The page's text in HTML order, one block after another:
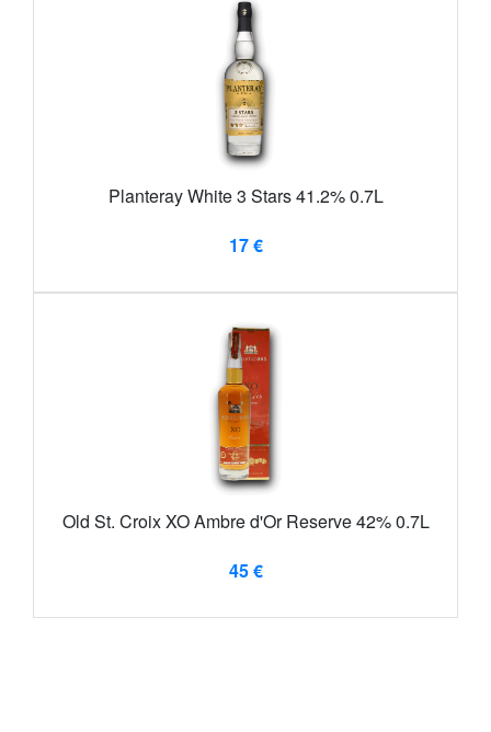
Planteray White 3 Stars 41.2% 0.7L
17 €
Old St. Croix XO Ambre d'Or Reserve 42% 0.7L
45 €